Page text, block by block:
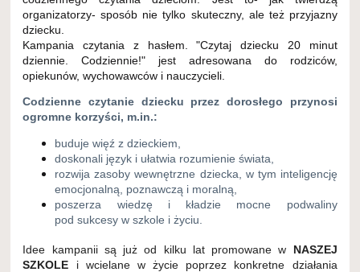
organizatorzy- sposób nie tylko skuteczny, ale też przyjazny
dziecku.
Kampania czytania z hasłem. "Czytaj dziecku 20 minut
dziennie. Codziennie!" jest adresowana do rodziców,
opiekunów, wychowawców i nauczycieli.
Codzienne czytanie dziecku przez dorosłego przynosi
ogromne korzyści, m.in.:
buduje więź z dzieckiem,
doskonali język i ułatwia rozumienie świata,
rozwija zasoby wewnętrzne dziecka, w tym inteligencję
emocjonalną, poznawczą i moralną,
poszerza wiedzę i kładzie mocne podwaliny
pod sukcesy w szkole i życiu.
Idee kampanii są już od kilku lat promowane w NASZEJ
SZKOLE i wcielane w życie poprzez konkretne działania